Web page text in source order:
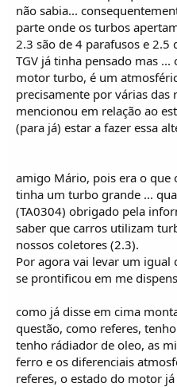
não sabia...
parte onde os turbos
2.3 são de 4 parafusos e 2.5
TGV já tinha pensado mas
motor turbo, é um
precisamente por várias
mencionou em relação ao
(para já) estar a fazer essa
amigo Mário, pois era o que
tinha um turbo grande ...
(TA0304) obrigado pela
saber que carros utilizam
nossos coletores (2.3).
Por agora vai levar um igual
se prontificou em me
como já disse em cima
questão, como referes,
tenho rádiador de oleo, as
ferro e os diferenciais
referes, o estado do motor